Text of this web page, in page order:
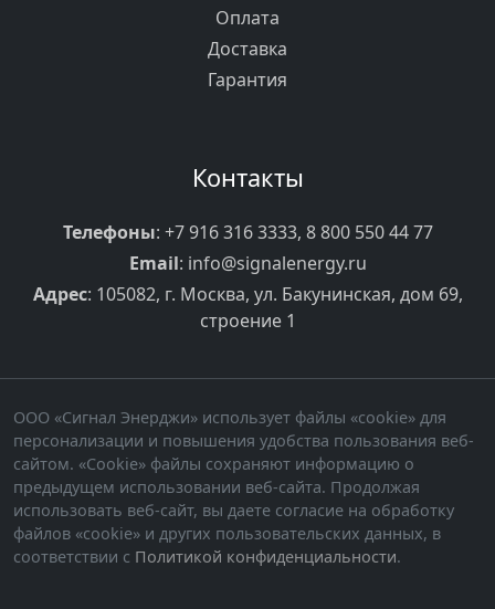
Оплата
Доставка
Гарантия
Контакты
Телефоны: +7 916 316 3333, 8 800 550 44 77
Email: info@signalenergy.ru
Адрес: 105082, г. Москва, ул. Бакунинская, дом 69,
строение 1
ООО «Сигнал Энерджи» использует файлы «cookie» для
персонализации и повышения удобства пользования веб-
сайтом. «Cookie» файлы сохраняют информацию о
предыдущем использовании веб-сайта. Продолжая
использовать веб-сайт, вы даете согласие на обработку
файлов «cookie» и других пользовательских данных, в
соответствии с Политикой конфиденциальности.